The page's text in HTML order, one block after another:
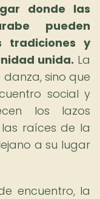
donde las
pueden
tradiciones y
unida. La
sino que
social y
los lazos
raíces de la
a su lugar
encuentro, la